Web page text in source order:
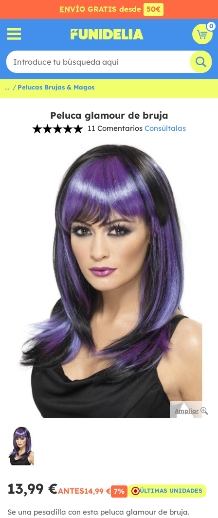
ENVÍO GRATIS desde 50€
0
... Pelucas Brujas & Magos
Peluca glamour de bruja
11 Comentarios Consúltalas
Ampliar
13,99 €ANTES14,99 € 7% ÚLTIMAS UNIDADES
Se una pesadilla con esta peluca glamour de bruja.